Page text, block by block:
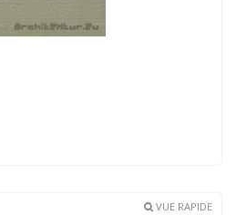
VUE RAPIDE